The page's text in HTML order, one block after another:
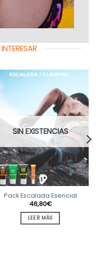
SIN EXISTENCIAS
Pack Escalada Esencial
46,80€
LEER MÁS